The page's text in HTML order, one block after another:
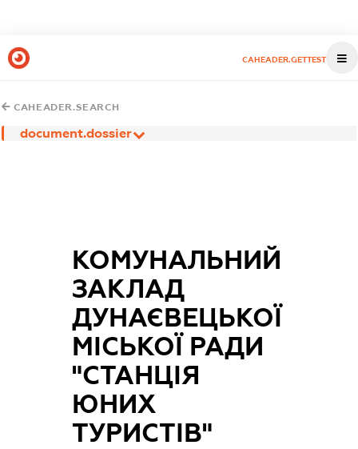
CAHEADER.GETTEST
CAHEADER.SEARCH
document.dossier
КОМУНАЛЬНИЙ
ЗАКЛАД
ДУНАЄВЕЦЬКОЇ
МІСЬКОЇ РАДИ
"СТАНЦІЯ
ЮНИХ
ТУРИСТІВ"